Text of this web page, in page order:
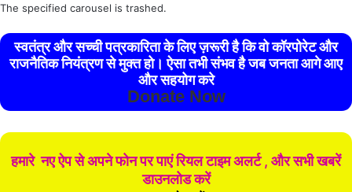
The specified carousel is trashed.
स्वतंत्र और सच्ची पत्रकारिता के लिए ज़रूरी है कि वो कॉरपोरेट और
राजनैतिक नियंत्रण से मुक्त हो। ऐसा तभी संभव है जब जनता आगे आए
और सहयोग करे
Donate Now
हमारे नए ऐप से अपने फोन पर पाएं रियल टाइम अलर्ट , और सभी खबरें
डाउनलोड करें